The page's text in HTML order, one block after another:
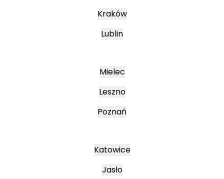
Kraków
Lublin
Mielec
Leszno
Poznań
Katowice
Jasło